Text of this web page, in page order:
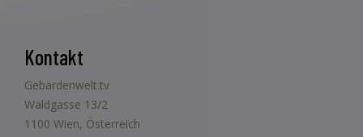
Kontakt
Gebärdenwelt.tv
Waldgasse 13/2
1100 Wien, Österreich